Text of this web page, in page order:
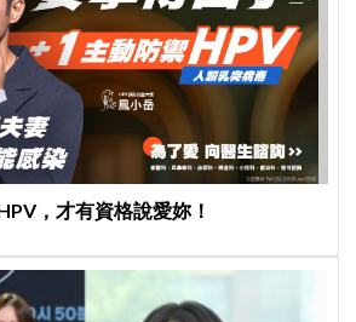
，才有資格說愛妳！